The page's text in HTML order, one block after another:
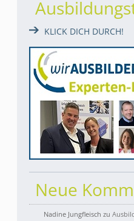
KLICK DICH DURCH!
Neue
Nadine Jungfleisch zu